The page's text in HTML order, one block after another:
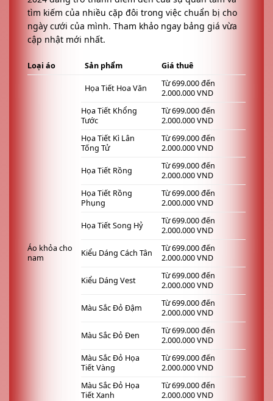
tìm kiếm của nhiều cặp đôi trong việc chuẩn bị cho
ngày cưới của mình. Tham khảo ngay bảng giá vừa
cập nhật mới nhất.
Loại áo Sản phẩm Giá thuê
Áo khỏa cho
nam
Họa Tiết Hoa Văn
Từ 699.000 đến
2.000.000 VND
Họa Tiết Khổng
Tước
Từ 699.000 đến
2.000.000 VND
Họa Tiết Kì Lân
Tống Tử
Từ 699.000 đến
2.000.000 VND
Họa Tiết Rồng
Từ 699.000 đến
2.000.000 VND
Họa Tiết Rồng
Phụng
Từ 699.000 đến
2.000.000 VND
Họa Tiết Song Hỷ
Từ 699.000 đến
2.000.000 VND
Kiểu Dáng Cách Tân
Từ 699.000 đến
2.000.000 VND
Kiểu Dáng Vest
Từ 699.000 đến
2.000.000 VND
Màu Sắc Đỏ Đậm
Từ 699.000 đến
2.000.000 VND
Màu Sắc Đỏ Đen
Từ 699.000 đến
2.000.000 VND
Màu Sắc Đỏ Họa
Tiết Vàng
Từ 699.000 đến
2.000.000 VND
Màu Sắc Đỏ Họa
Tiết Xanh
Từ 699.000 đến
2.000.000 VND